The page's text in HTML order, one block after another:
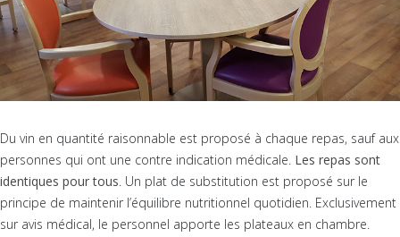
Du vin en quantité raisonnable est proposé à chaque repas, sauf aux
personnes qui ont une contre indication médicale. Les repas sont
identiques pour tous . Un plat de substitution est proposé sur le
principe de maintenir l’équilibre nutritionnel quotidien. Exclusivement
sur avis médical, le personnel apporte les plateaux en chambre.